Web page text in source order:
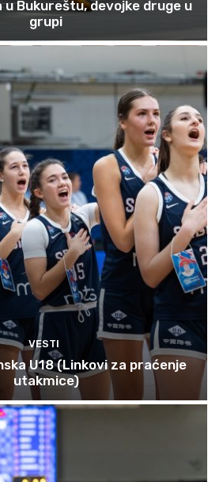
u Bukureštu, devojke druge u
grupi
VESTI
U18 (Linkovi za praćenje
utakmice)